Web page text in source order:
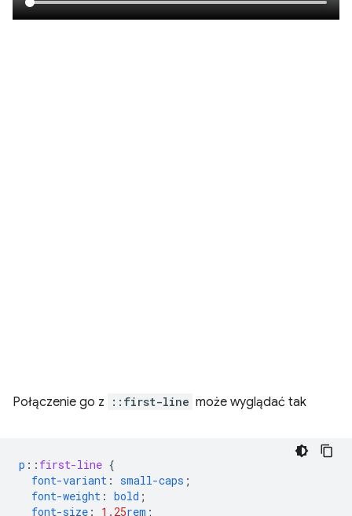
Połączenie go z ::first-line może wyglądać tak
p :: first-line {
font-variant : small-caps ;
font-weight : bold ;
font-size : 1.25rem ;